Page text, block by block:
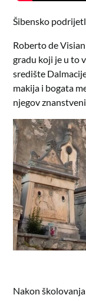
Šibensko
Roberto de
gradu koji je u to
središte
makija i bogata
njegov
Nakon